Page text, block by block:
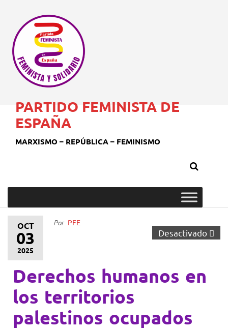
PARTIDO FEMINISTA DE
ESPAÑA
MARXISMO – REPÚBLICA – FEMINISMO
OCT
03
2025
Desactivado
Por PFE
Derechos humanos en
los territorios
palestinos ocupados​